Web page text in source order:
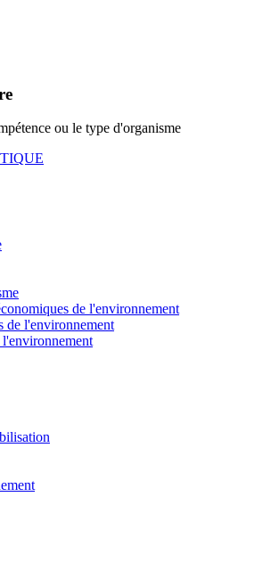
ou le type d'organisme
de l'environnement
de l'environnement
l'environnement